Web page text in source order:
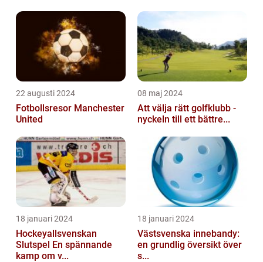
22 augusti 2024
Fotbollsresor Manchester
United
08 maj 2024
Att välja rätt golfklubb -
nyckeln till ett bättre...
18 januari 2024
Hockeyallsvenskan
Slutspel En spännande
kamp om v...
18 januari 2024
Västsvenska innebandy:
en grundlig översikt över
s...